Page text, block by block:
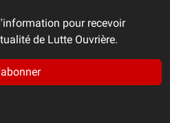
pour recevoir
de Lutte Ouvrière.